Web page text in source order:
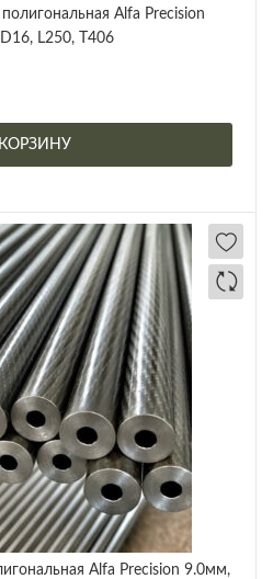
Alfa Precision
L250, T406
Alfa Precision 9.0мм,